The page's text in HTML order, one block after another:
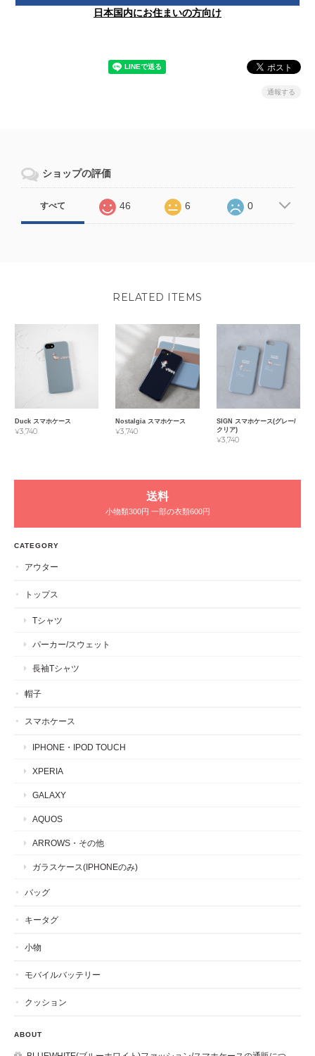
日本国内にお住まいの方向け
通報する
ショップの評価
すべて 46 6 0
RELATED ITEMS
Duck スマホケース
¥3,740
Nostalgia スマホケース
¥3,740
SIGN スマホケース(グレー/
クリア)
¥3,740
送料
小物類300円 一部の衣類600円
CATEGORY
アウター
トップス
Tシャツ
パーカー/スウェット
長袖Tシャツ
帽子
スマホケース
IPHONE・IPOD TOUCH
XPERIA
GALAXY
AQUOS
ARROWS・その他
ガラスケース(IPHONEのみ)
バッグ
キータグ
小物
モバイルバッテリー
クッション
ABOUT